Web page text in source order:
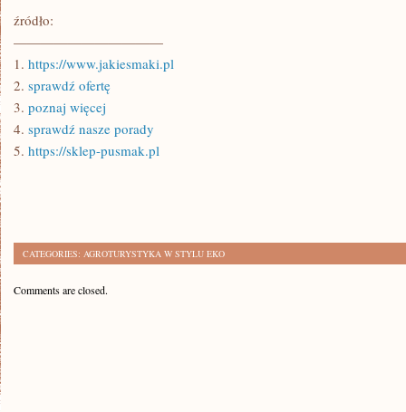
źródło:
———————————
1. https://www.jakiesmaki.pl
2. sprawdź ofertę
3. poznaj więcej
4. sprawdź nasze porady
5. https://sklep-pusmak.pl
CATEGORIES: AGROTURYSTYKA W STYLU EKO
Comments are closed.